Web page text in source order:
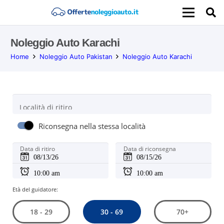
Noleggio Auto Karachi
Home Noleggio Auto Pakistan Noleggio Auto Karachi
Località di ritiro
Riconsegna nella stessa località
Data di ritiro Data di riconsegna
Età del guidatore:
18 - 29 30 - 69 70+